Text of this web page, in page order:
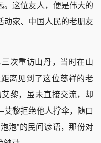
。这位友人，便是伟大的
动家、中国人民的老朋友
次重访山丹，当时在山
离见到了这位慈祥的老
黎，虽未直接交流，却
黎拒绝他人撑伞，随口
泡”的民间谚语，那份对